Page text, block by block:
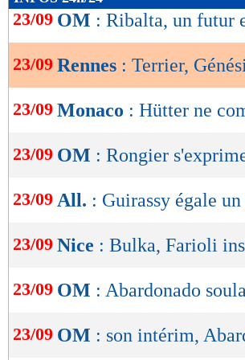
de
OK
23/09 OM : Ribalta, un futur
23/09 Rennes : Terrier,
23/09 Monaco : Hütter ne
23/09 OM : Rongier
23/09 All. : Guirassy égale
23/09 Nice : Bulka, Farioli
23/09 OM : Abardonado
23/09 OM : son intérim,